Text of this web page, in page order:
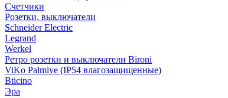
Счетчики
Розетки, выключатели
Schneider Electric
Legrand
Werkel
Ретро розетки и выключатели Bironi
ViKo Palmiye (IP54 влагозащищенные)
Bticino
Эра